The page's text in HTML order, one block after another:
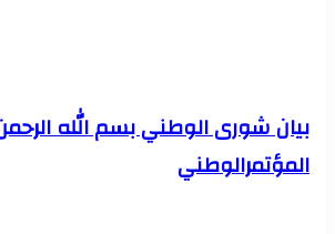
بيان شورى الوطني بسم الله
المؤتمرالوطني